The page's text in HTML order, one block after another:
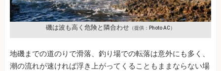
磯は波も高く危険と隣合わせ （提供：Photo AC）
地磯までの道のりで滑落、釣り場での転落は意外にも多く、
潮の流れが速ければ浮き上がってくることもままならない場